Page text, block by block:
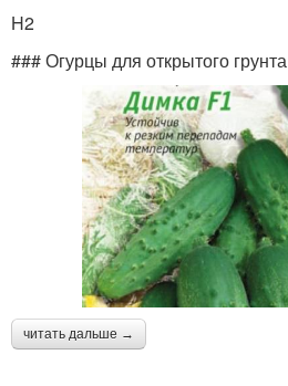
H2
### Огурцы для открытого грунта
читать дальше →